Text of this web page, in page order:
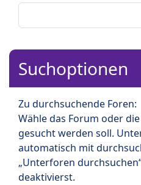
Suchoptionen
Zu durchsuchende Foren:
Wähle das Forum oder
gesucht werden soll.
automatisch mit
„Unterforen
deaktivierst.